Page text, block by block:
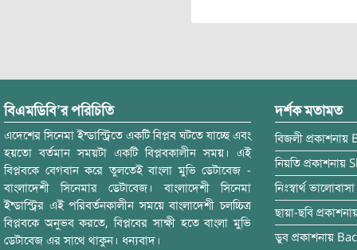
বিএমডিবি’র পরিচিতি
এদেশের সিনেমা ইন্ডাস্ট্রিতে একটি বিপ্লব ঘটতে যাচ্ছে এবং
হয়তো বর্তমান সময়টা একটি বিপ্লবকালীন সময়। এই
বিপ্লবকে বেগবান করে তুলতেই বাংলা মুভি ডেটাবেজ -
বাংলাদেশী সিনেমার ডেটাবেজ। বাংলাদেশী সিনেমা
ইন্ডাস্ট্রির এই পরিবর্তনকালীন সময়ে বাংলাদেশী চলচ্চিত্র
বিপ্লবকে অনুভব করতে, বিপ্লবের সাক্ষী হতে বাংলা মুভি
ডেটাবেজ এর সাথে থাকুন। ধন্যবাদ।
দর্শক মতামত
বিজলী প্রকাশনায়
নিয়তি প্রকাশনায়
নিঃস্বার্থ ভালোবাসা
ছায়া-ছবি
ডুব প্রকাশনায়